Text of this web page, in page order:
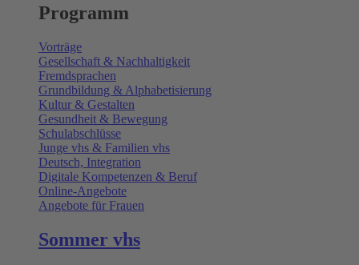
Programm
Vorträge
Gesellschaft & Nachhaltigkeit
Fremdsprachen
Grundbildung & Alphabetisierung
Kultur & Gestalten
Gesundheit & Bewegung
Schulabschlüsse
Junge vhs & Familien vhs
Deutsch, Integration
Digitale Kompetenzen & Beruf
Online-Angebote
Angebote für Frauen
Sommer vhs